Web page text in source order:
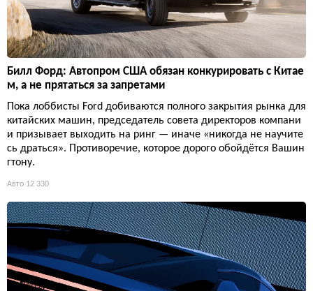
Билл Форд: Автопром США обязан конкурировать с Китае
м, а не прятаться за запретами
Пока лоббисты Ford добиваются полного закрытия рынка для
китайских машин, председатель совета директоров компани
и призывает выходить на ринг — иначе «никогда не научите
сь драться». Противоречие, которое дорого обойдётся Вашин
гтону.
Авто 12 330